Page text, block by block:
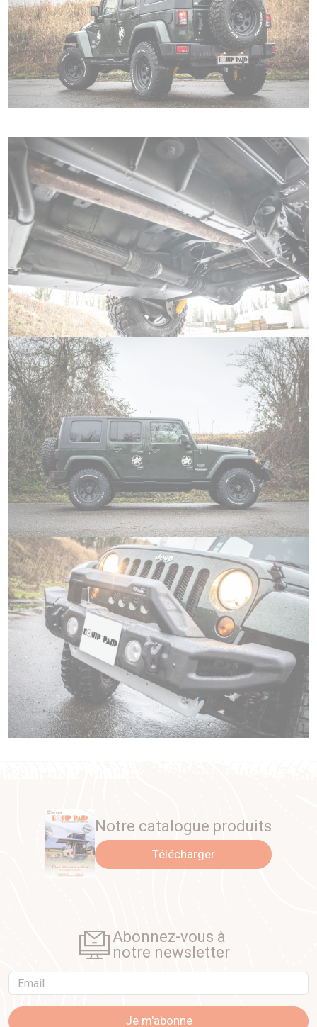
Notre catalogue produits
Télécharger
Abonnez-vous à
notre newsletter
Email
Je m'abonne